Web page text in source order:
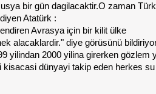
bir gün dagilacaktir.O zaman
Atatürk :
Avrasya için bir kilit ülke
alacaklardir." diye görüsünü
yilindan 2000 yilina girerken gözlem
dünyayi takip eden herkes